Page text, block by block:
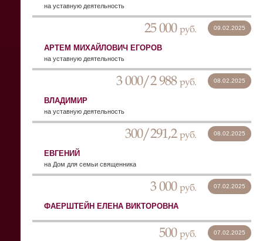
на уставную деятельность
25 000 руб. 09.02.2025
АРТЕМ МИХАЙЛОВИЧ ЕГОРОВ
на уставную деятельность
3 000/2 988 руб. 08.02.2025
ВЛАДИМИР
на уставную деятельность
300/291,2 руб. 08.02.2025
ЕВГЕНИЙ
на Дом для семьи священника
3 000 руб. 07.02.2025
ФАЕРШТЕЙН ЕЛЕНА ВИКТОРОВНА
500 руб. 07.02.2025